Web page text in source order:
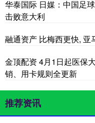
华泰国际 日媒：中国足
击败意大利
融通资产 比梅西更快, 亚
金顶配资 4月1日起医保
销、用卡规则全更新
推荐资讯